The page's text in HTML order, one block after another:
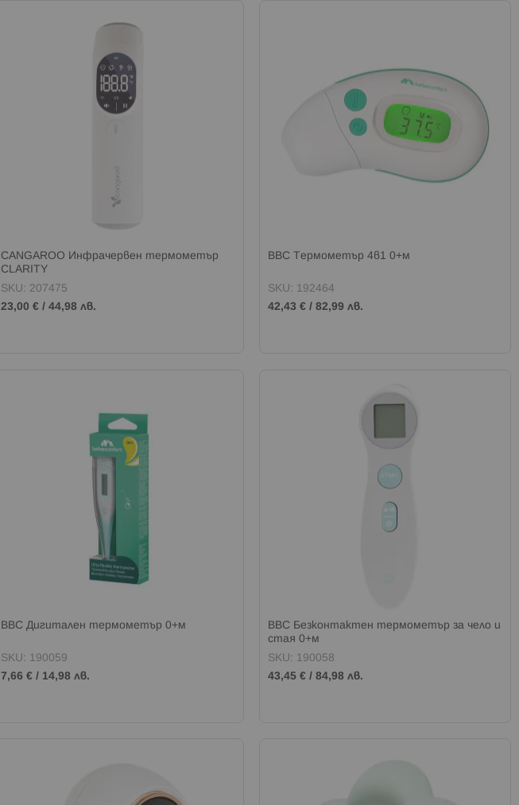
CANGAROO Инфрачервен термометър
CLARITY
SKU: 207475
23,00 € /44,98 лв.
BBC Термометър 4в1 0+м
SKU: 192464
42,43 € /82,99 лв.
BBC Дигитален термометър 0+м
SKU: 190059
7,66 € / 14,98 лв.
BBC Безконтактен термометър за чело и
стая 0+м
SKU: 190058
43,45 € /84,98 лв.